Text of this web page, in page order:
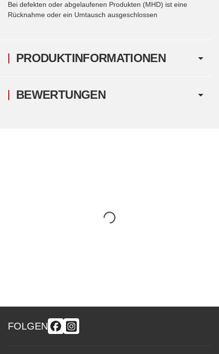
PRODUKTINFORMATIONEN
Bei defekten oder abgelaufenen Produkten (MHD) ist eine
Rücknahme oder ein Umtausch ausgeschlossen
BEWERTUNGEN
FOLGEN